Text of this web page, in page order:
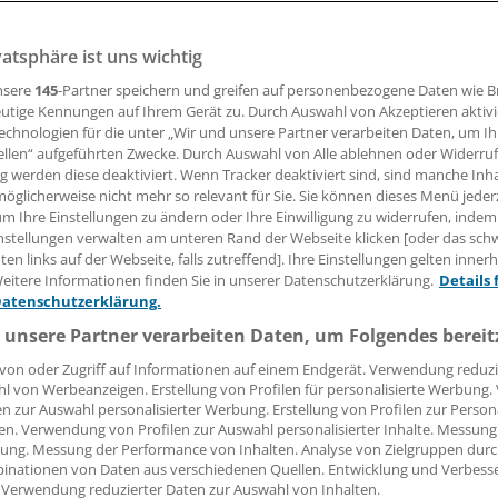
beeinträchtigt offenbar die Funktion der Leydig- und
blockiert der Wirkstoff die Produktion von
07:10 Uhr
ist uns wichtig
145-Partner speichern und greifen auf personenbezogene Daten wie
Kennungen auf Ihrem Gerät zu. Durch Auswahl von Akzeptieren
für die unter „Wir und unsere Partner verarbeiten Daten, um
aufgeführten Zwecke. Durch Auswahl von Alle ablehnen oder
werden diese deaktiviert. Wenn Tracker deaktiviert sind, sind manche
nicht mehr so relevant für Sie. Sie können dieses Menü
Ihre Einstellungen zu ändern oder Ihre Einwilligung zu widerrufen, indem
verwalten am unteren Rand der Webseite klicken [oder das
links auf der Webseite, falls zutreffend]. Ihre Einstellungen gelten
Informationen finden Sie in unserer Datenschutzerklärung. Details
Partner verarbeiten Daten, um Folgendes
oder Zugriff auf Informationen auf einem Endgerät. Verwendung
von Werbeanzeigen. Erstellung von Profilen für personalisierte
zur Auswahl personalisierter Werbung. Erstellung von Profilen zur
Verwendung von Profilen zur Auswahl personalisierter Inhalte.
Messung der Performance von Inhalten. Analyse von Zielgruppen
von Daten aus verschiedenen Quellen. Entwicklung und
reduzierter Daten zur Auswahl von Inhalten.